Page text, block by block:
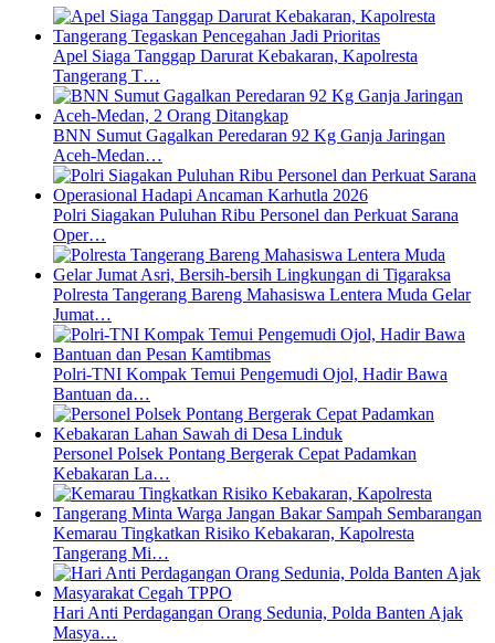
Apel Siaga Tanggap Darurat Kebakaran, Kapolresta
Tangerang T…
BNN Sumut Gagalkan Peredaran 92 Kg Ganja Jaringan
Aceh-Medan…
Polri Siagakan Puluhan Ribu Personel dan Perkuat Sarana
Oper…
Polresta Tangerang Bareng Mahasiswa Lentera Muda Gelar
Jumat…
Polri-TNI Kompak Temui Pengemudi Ojol, Hadir Bawa
Bantuan da…
Personel Polsek Pontang Bergerak Cepat Padamkan
Kebakaran La…
Kemarau Tingkatkan Risiko Kebakaran, Kapolresta
Tangerang Mi…
Hari Anti Perdagangan Orang Sedunia, Polda Banten Ajak
Masya…